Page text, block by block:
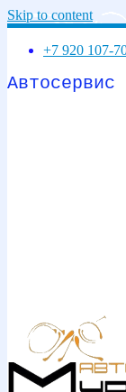
Skip to content
+7 920 107-